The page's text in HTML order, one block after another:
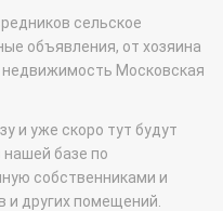
сельское
объявления, от хозяина
недвижимость Московская
и уже скоро тут будут
базе по
собственниками и
и других помещений.